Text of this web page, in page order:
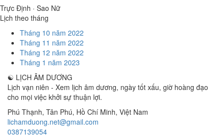
Trực Định · Sao Nữ
Lịch theo tháng
Tháng 10 năm 2022
Tháng 11 năm 2022
Tháng 12 năm 2022
Tháng 1 năm 2023
☯ LỊCH ÂM DƯƠNG
Lịch vạn niên - Xem lịch âm dương, ngày tốt xấu, giờ hoàng đạo
cho mọi việc khởi sự thuận lợi.
Phú Thạnh, Tân Phú, Hồ Chí Minh, Việt Nam
lichamduong.net@gmail.com
0387139054